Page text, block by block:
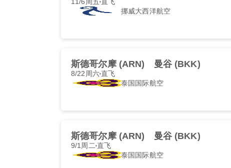
挪威大西洋航空
斯德哥尔摩 (ARN) 曼谷 (BKK)
8/22周六直飞
泰国国际航空
斯德哥尔摩 (ARN) 曼谷 (BKK)
9/1周二 直飞
泰国国际航空